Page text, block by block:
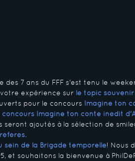
des 7 ans du FFF s'est tenu le
expérience sur le topic souvenir
pour le concours Imagine ton
concours Imagine ton conte inédit
seront ajoutés à la sélection de
sein de la Brigade temporelle! Nous
et souhaitons la bienvenue à